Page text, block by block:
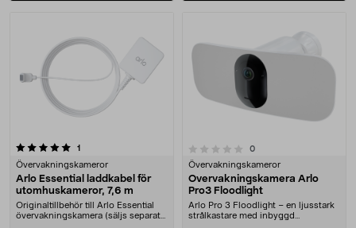
1
Övervakningskameror
Arlo Essential laddkabel för
utomhuskameror, 7,6 m
Originaltillbehör till Arlo Essential
övervakningskamera (säljs separat).
0.0 av 5 stjärnor 0recensioner
Övervakningskameror
Övervakningskamera Arlo
Pro3 Floodlight
Arlo Pro 3 Floodlight – en ljusstark
strålkastare med inbyggd